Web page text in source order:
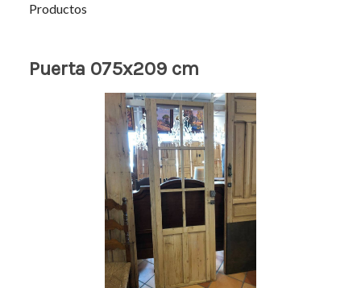
Productos
Puerta 075x209 cm